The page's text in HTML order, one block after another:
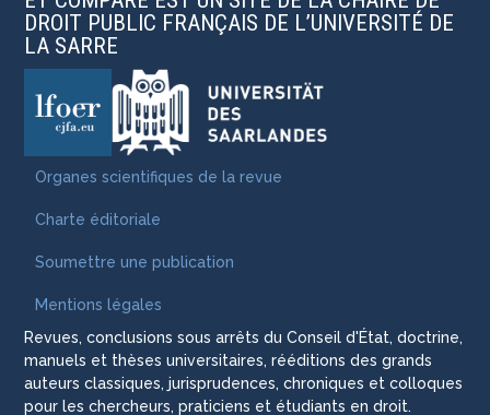
DROIT PUBLIC FRANÇAIS DE L’UNIVERSITÉ DE
LA SARRE
Organes scientifiques de la revue
Charte éditoriale
Soumettre une publication
Mentions légales
Revues, conclusions sous arrêts du Conseil d'État, doctrine,
manuels et thèses universitaires, rééditions des grands
auteurs classiques, jurisprudences, chroniques et colloques
pour les chercheurs, praticiens et étudiants en droit.